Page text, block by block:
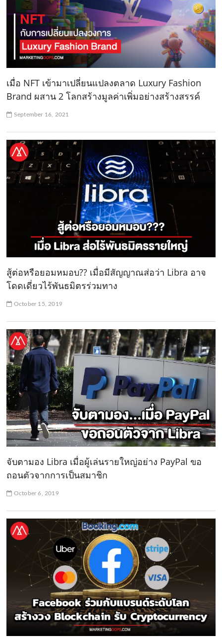
เมื่อ NFT เข้ามาเปลี่ยนแปลงตลาด Luxury Fashion
Brand ผสาน 2 โลกสร้างมูลค่าเพิ่มอย่างสร้างสรรค์
September 16, 2021
สู้ต่อหรือยอมหมอบ?? เมื่อมีสัญญาณส่อว่า Libra อาจ
โดดเดี่ยวไร้พันธมิตรร่วมทาง
October 15, 2019
จับตามอง Libra เมื่อผู้เล่นรายใหญ่อย่าง PayPal ขอ
ถอนตัวจากการเป็นสมาชิก
October 6, 2019